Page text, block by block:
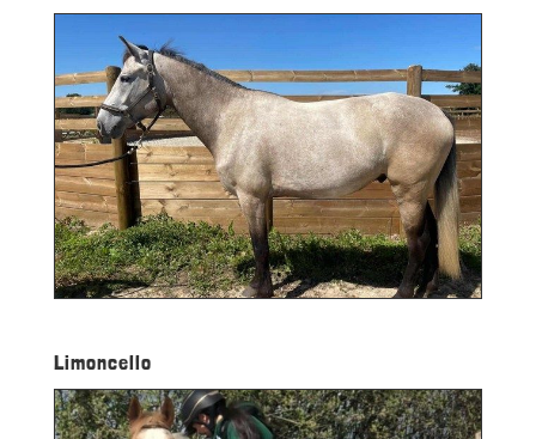
Limoncello